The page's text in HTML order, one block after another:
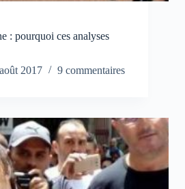
: pourquoi ces analyses
2017 9 commentaires